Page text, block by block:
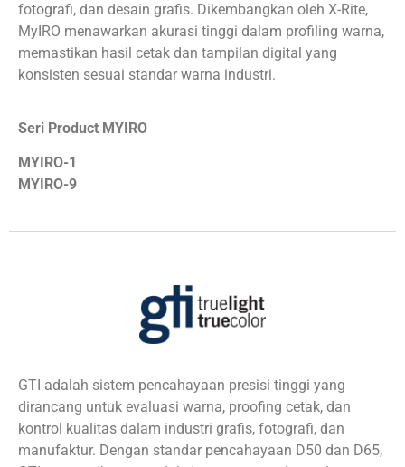
fotografi, dan desain grafis. Dikembangkan oleh X-Rite,
MyIRO menawarkan akurasi tinggi dalam profiling warna,
memastikan hasil cetak dan tampilan digital yang
konsisten sesuai standar warna industri.
Seri Product MYIRO
MYIRO-1
MYIRO-9
GTI adalah sistem pencahayaan presisi tinggi yang
dirancang untuk evaluasi warna, proofing cetak, dan
kontrol kualitas dalam industri grafis, fotografi, dan
manufaktur. Dengan standar pencahayaan D50 dan D65,